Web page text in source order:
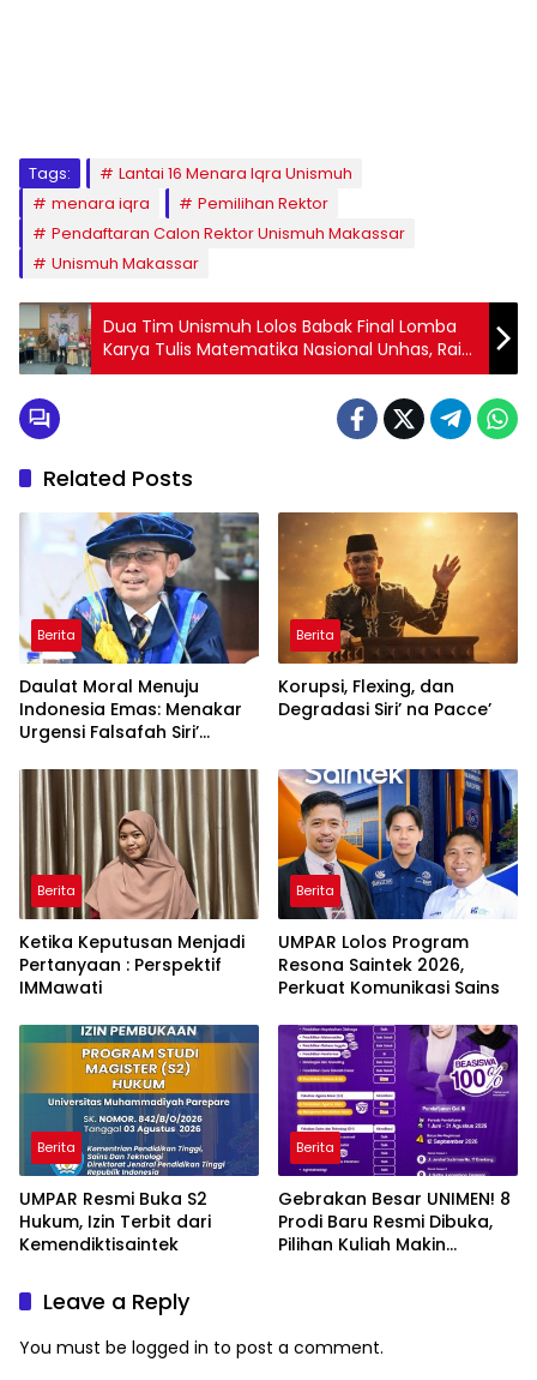
Tags:
Lantai 16 Menara Iqra Unismuh
menara iqra
Pemilihan Rektor
Pendaftaran Calon Rektor Unismuh Makassar
Unismuh Makassar
Dua Tim Unismuh Lolos Babak Final Lomba
Karya Tulis Matematika Nasional Unhas, Raih
Juara Dua dan Tiga
Related Posts
Berita
Daulat Moral Menuju
Indonesia Emas: Menakar
Urgensi Falsafah Siri’
Ancaman Kleptokrasi
Berita
Korupsi, Flexing, dan
Degradasi Siri’ na Pacce’
Berita
Ketika Keputusan Menjadi
Pertanyaan : Perspektif
IMMawati
Berita
UMPAR Lolos Program
Resona Saintek 2026,
Perkuat Komunikasi Sains
Berita
UMPAR Resmi Buka S2
Hukum, Izin Terbit dari
Kemendiktisaintek
Berita
Gebrakan Besar UNIMEN! 8
Prodi Baru Resmi Dibuka,
Pilihan Kuliah Makin
Leave a Reply
You must be logged in to post a comment.